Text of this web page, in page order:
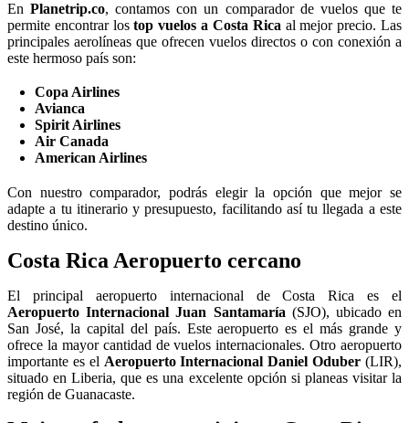
EnPlanetrip.co, contamos con un comparador de vuelos que te
permite encontrar lostop vuelos a Costa Rica al mejor precio. Las
principales aerolíneas que ofrecen vuelos directos o con conexión a
este hermoso país son:
Copa Airlines
Avianca
Spirit Airlines
Air Canada
American Airlines
Con nuestro comparador, podrás elegir la opción que mejor se
adapte a tu itinerario y presupuesto, facilitando así tu llegada a este
destino único.
Costa Rica Aeropuerto cercano
El principal aeropuerto internacional de Costa Rica es el
Aeropuerto Internacional Juan Santamaría (SJO), ubicado en
San José, la capital del país. Este aeropuerto es el más grande y
ofrece la mayor cantidad de vuelos internacionales. Otro aeropuerto
importante es el Aeropuerto Internacional Daniel Oduber (LIR),
situado en Liberia, que es una excelente opción si planeas visitar la
región de Guanacaste.